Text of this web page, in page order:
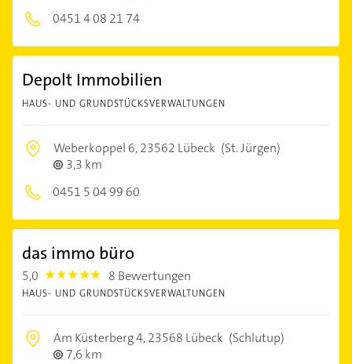
0451 4 08 21 74
Depolt Immobilien
HAUS- UND GRUNDSTÜCKSVERWALTUNGEN
Weberkoppel 6,23562 Lübeck (St. Jürgen)
3,3 km
0451 5 04 99 60
das immo büro
5,0 5.0 8 Bewertungen
HAUS- UND GRUNDSTÜCKSVERWALTUNGEN
Am Küsterberg 4,23568 Lübeck (Schlutup)
7,6 km